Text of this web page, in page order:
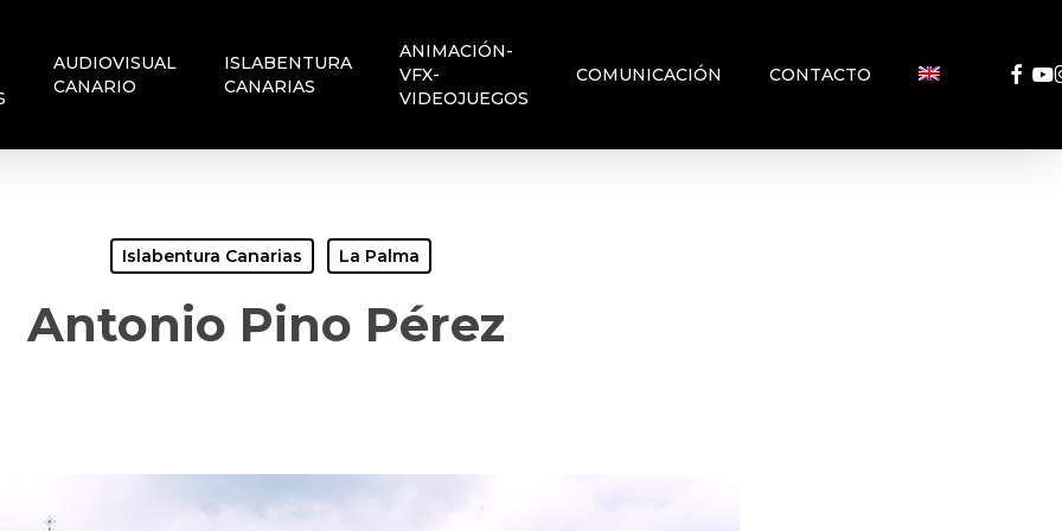
AUDIOVISUAL
CANARIO
ISLABENTURA
CANARIAS
ANIMACIÓN-
VFX-
VIDEOJUEGOS
COMUNICACIÓN CONTACTO
Islabentura Canarias La Palma
Antonio Pino Pérez